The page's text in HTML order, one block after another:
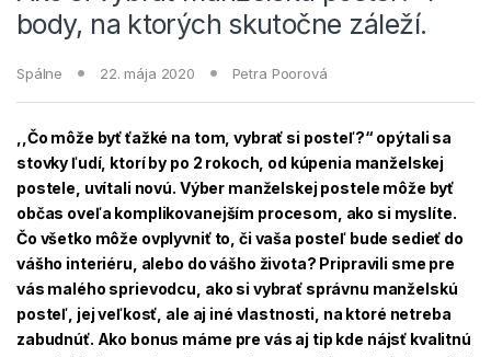
body, na ktorých skutočne záleží.
Spálne 22. mája 2020 Petra Poorová
,,Čo môže byť ťažké na tom, vybrať si posteľ?“ opýtali sa
stovky ľudí, ktorí by po 2 rokoch, od kúpenia manželskej
postele, uvítali novú. Výber manželskej postele môže byť
občas oveľa komplikovanejším procesom, ako si myslíte.
Čo všetko môže ovplyvniť to, či vaša posteľ bude sedieť do
vášho interiéru, alebo do vášho života? Pripravili sme pre
vás malého sprievodcu, ako si vybrať správnu manželskú
posteľ, jej veľkosť, ale aj iné vlastnosti, na ktoré netreba
zabudnúť. Ako bonus máme pre vás aj tip kde nájsť kvalitnú